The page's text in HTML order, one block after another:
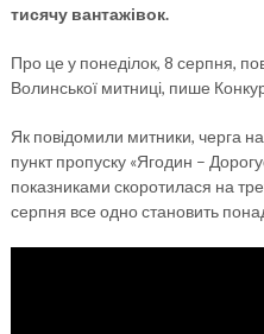
тисячу вантажівок.
Про це у понеділок, 8 серпня,
Волинської митниці, пише
Як повідомили митники, черга на
пункт пропуску «Ягодин –
показниками скоротилася на
серпня все одно становить